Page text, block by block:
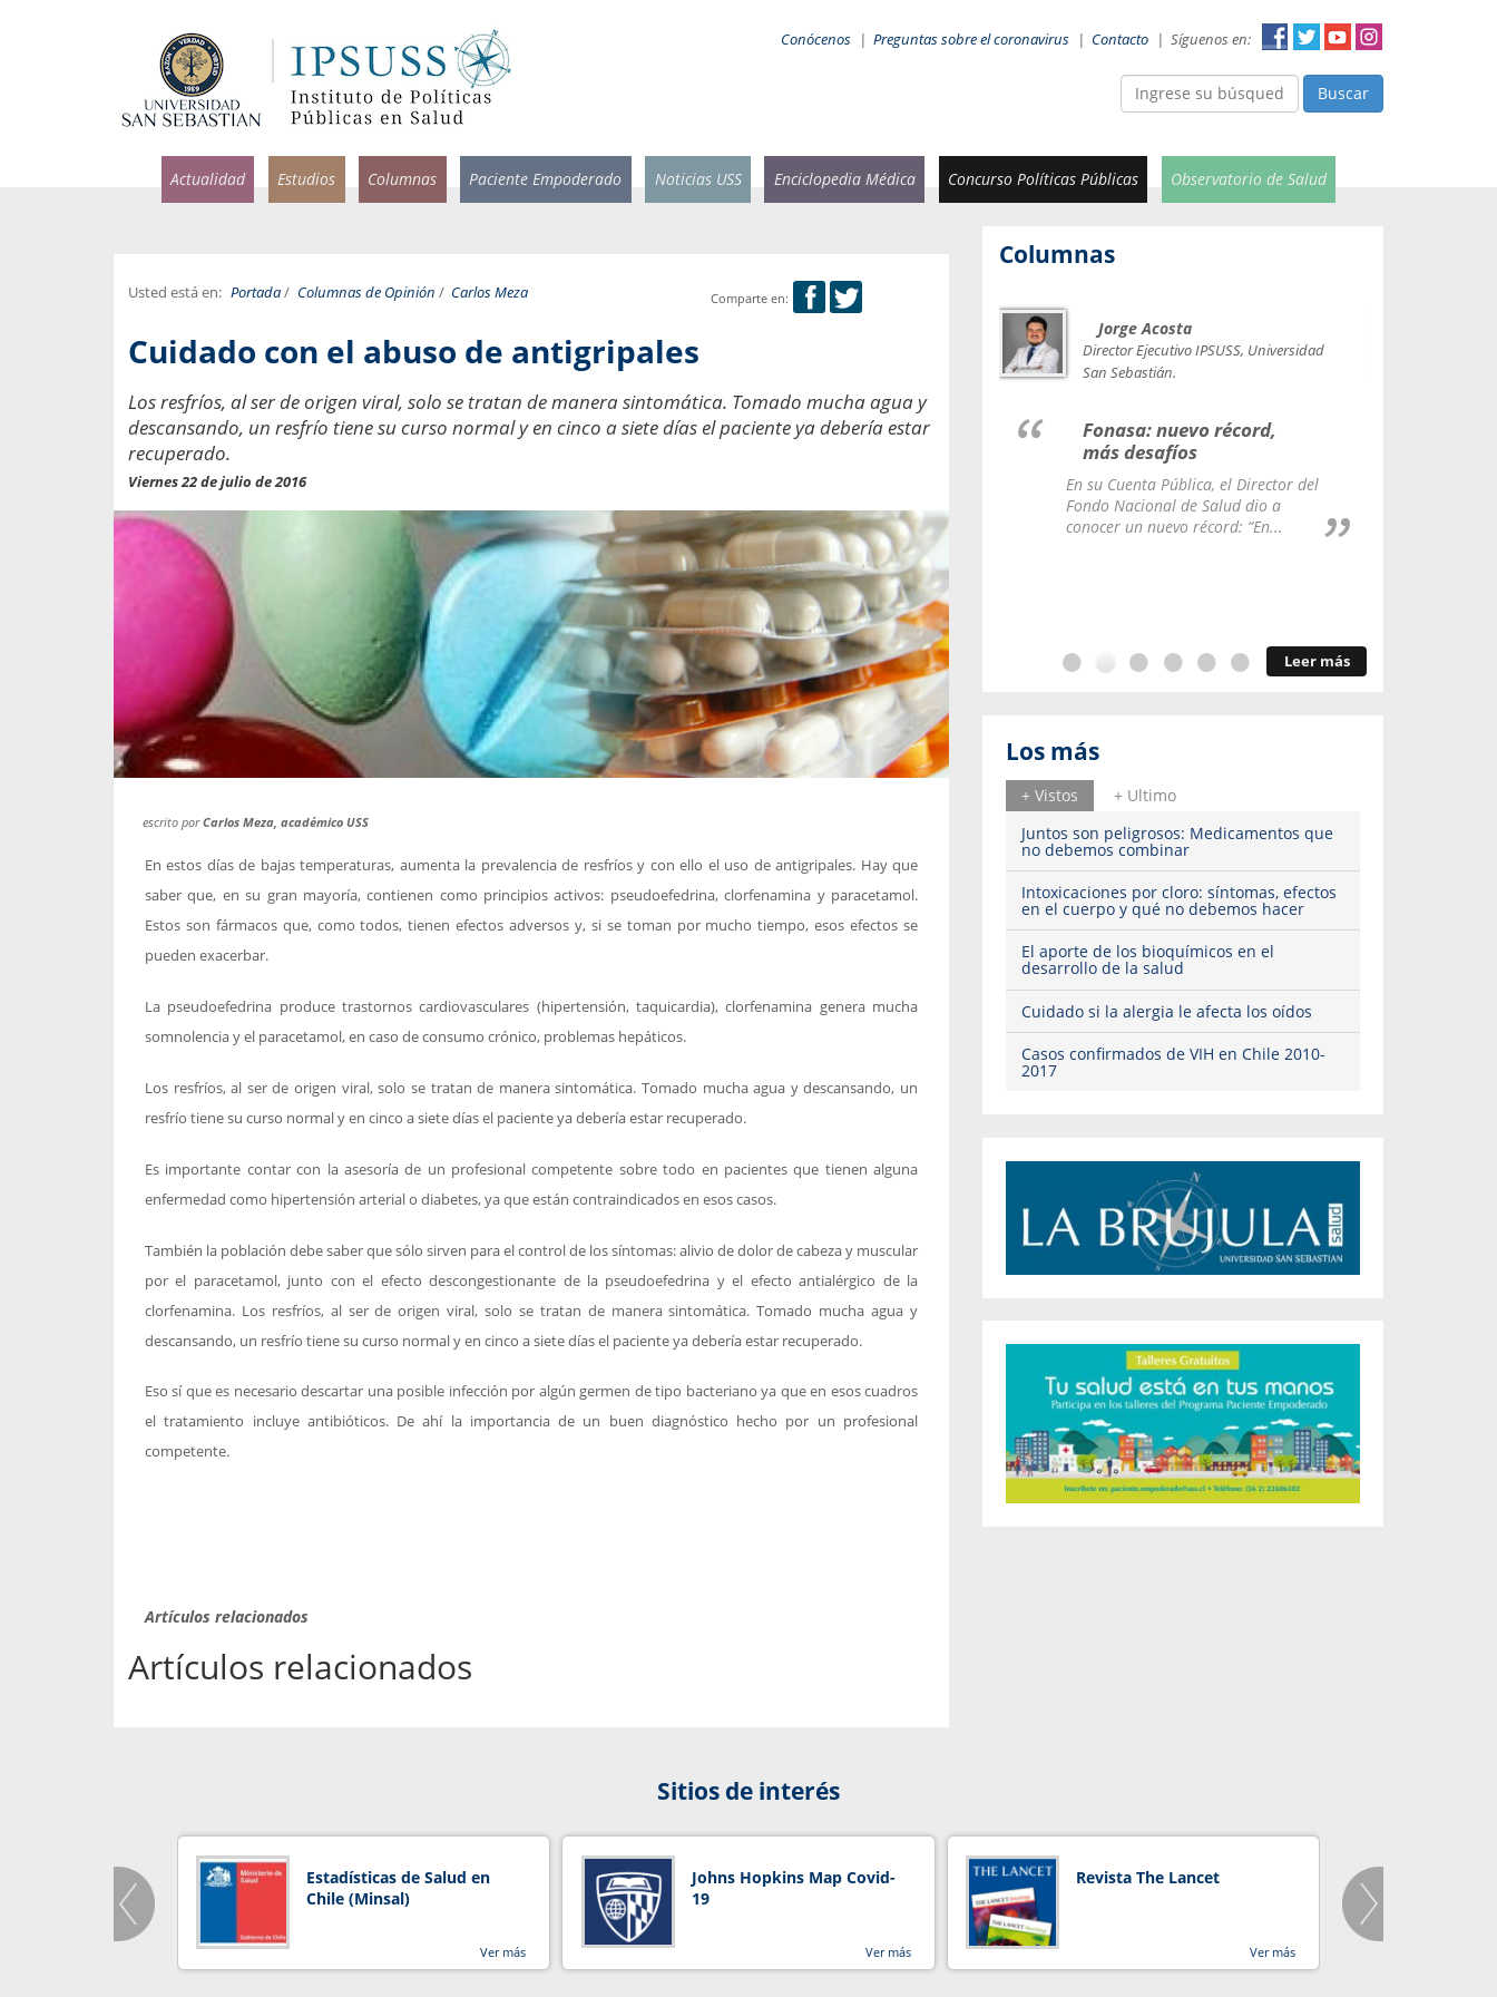
Conócenos | Preguntas sobre el coronavirus | Contacto | Síguenos en:
Buscar
Actualidad Estudios Columnas Paciente Empoderado Noticias USS Enciclopedia Médica Concurso Políticas Públicas Observatorio de Salud
Comparte en:
Usted está en: Portada/ Columnas de Opinión / Carlos Meza
Cuidado con el abuso de antigripales
Los resfríos, al ser de origen viral, solo se tratan de manera sintomática. Tomado mucha agua y
descansando, un resfrío tiene su curso normal y en cinco a siete días el paciente ya debería estar
recuperado.
Viernes 22 de julio de 2016
escrito porCarlos Meza, académico USS
En estos días de bajas temperaturas, aumenta la prevalencia de resfríos y con ello el uso de antigripales. Hay que
saber que, en su gran mayoría, contienen como principios activos: pseudoefedrina, clorfenamina y paracetamol.
Estos son fármacos que, como todos, tienen efectos adversos y, si se toman por mucho tiempo, esos efectos se
pueden exacerbar.
La pseudoefedrina produce trastornos cardiovasculares (hipertensión, taquicardia), clorfenamina genera mucha
somnolencia y el paracetamol, en caso de consumo crónico, problemas hepáticos.
Los resfríos, al ser de origen viral, solo se tratan de manera sintomática. Tomado mucha agua y descansando, un
resfrío tiene su curso normal y en cinco a siete días el paciente ya debería estar recuperado.
Es importante contar con la asesoría de un profesional competente sobre todo en pacientes que tienen alguna
enfermedad como hipertensión arterial o diabetes, ya que están contraindicados en esos casos.
También la población debe saber que sólo sirven para el control de los síntomas: alivio de dolor de cabeza y muscular
por el paracetamol, junto con el efecto descongestionante de la pseudoefedrina y el efecto antialérgico de la
clorfenamina. Los resfríos, al ser de origen viral, solo se tratan de manera sintomática. Tomado mucha agua y
descansando, un resfrío tiene su curso normal y en cinco a siete días el paciente ya debería estar recuperado.
Eso sí que es necesario descartar una posible infección por algún germen de tipo bacteriano ya que en esos cuadros
el tratamiento incluye antibióticos. De ahí la importancia de un buen diagnóstico hecho por un profesional
competente.
Artículos relacionados
Artículos relacionados
Columnas
médicas y
por incapacidad
sobre viajes al extranjero
Infectólogo y profesor asistente de
Pandemias del mañana
¿Cuándo será urgente la
embargo, estas son las...
Jorge Acosta
Director Ejecutivo IPSUSS, Universidad
San Sebastián.
Fonasa: nuevo récord,
más desafíos
En su Cuenta Pública, el Director del
Fondo Nacional de Salud dio a
conocer un nuevo récord: “En...
Leer más
Los más
+ Vistos
+ Ultimo
Juntos son peligrosos: Medicamentos que
no debemos combinar
Intoxicaciones por cloro: síntomas, efectos
en el cuerpo y qué no debemos hacer
El aporte de los bioquímicos en el
desarrollo de la salud
Cuidado si la alergia le afecta los oídos
Casos confirmados de VIH en Chile 2010-
2017
Sitios de interés
Estadísticas de Salud en
Chile (Minsal)
Ver más
Johns Hopkins Map Covid-
19
Ver más
Revista The Lancet
Ver más